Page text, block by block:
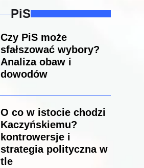
PiS
Czy PiS może
sfałszować wybory?
Analiza obaw i
dowodów
O co w istocie chodzi
Kaczyńskiemu?
kontrowersje i
strategia polityczna w
tle